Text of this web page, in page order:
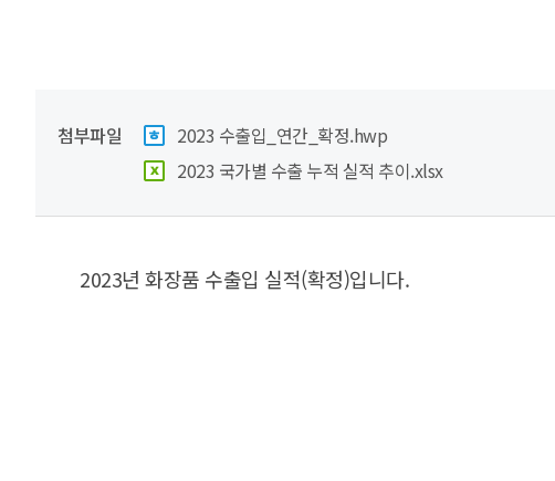
첨부파일
2023 수출입_연간_확정.hwp
2023 국가별 수출 누적 실적 추이.xlsx
2023년 화장품 수출입 실적(확정)입니다.